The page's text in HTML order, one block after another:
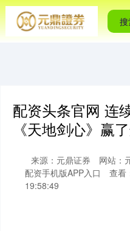
配资头条官网 连
《天地剑心》赢
来源：元鼎证券
网站：
配资手机版APP入口
查看
19:58:49